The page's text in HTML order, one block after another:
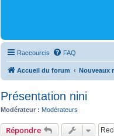
Raccourcis FAQ
Accueil du forum Nouveaux
Présentation nini
Modérateur : Modérateurs
Répondre